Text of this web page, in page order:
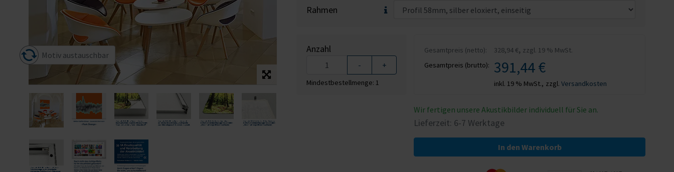
Motiv austauschbar
Rahmen
Anzahl
- +
Mindestbestellmenge: 1
Gesamtpreis (netto): 328,94 €, zzgl. 19 % MwSt.
Gesamtpreis (brutto):
391,44 €
inkl. 19 % MwSt., zzgl. Versandkosten
Wir fertigen unsere Akustikbilder individuell für Sie an.
Lieferzeit: 6-7 Werktage
In den Warenkorb